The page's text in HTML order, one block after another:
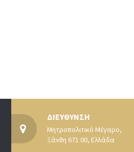
ΔΙΕΥΘΥΝΣΗ
Μητροπολιτικό Μέγαρο,
Ξάνθη 671 00, Ελλάδα